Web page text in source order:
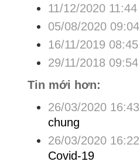
11/12/2020 11:44
05/08/2020 09:04
16/11/2019 08:45
29/11/2018 09:54
Tin mới hơn:
26/03/2020 16:43
chung
26/03/2020 16:22
Covid-19